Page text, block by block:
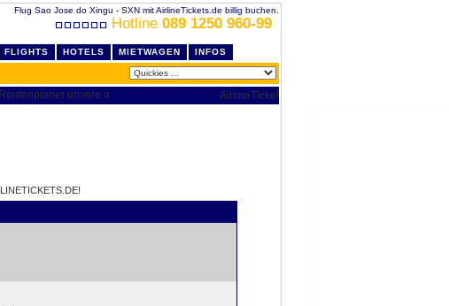
Flug Sao Jose do Xingu - SXN mit AirlineTickets.de billig buchen.
Hotline 089 1250 960-99
FLIGHTS HOTELS MIETWAGEN INFOS